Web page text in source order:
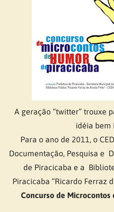
A geração “twitter” trouxe
idéia bem
Para o ano de 2011, o
Documentação, Pesquisa e
de Piracicaba e a
Piracicaba “Ricardo Ferraz
Concurso de Microcontos